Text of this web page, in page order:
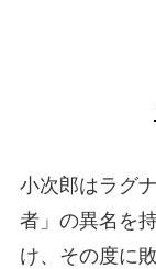
小次郎はラグ
者」の異名を
け、その度に